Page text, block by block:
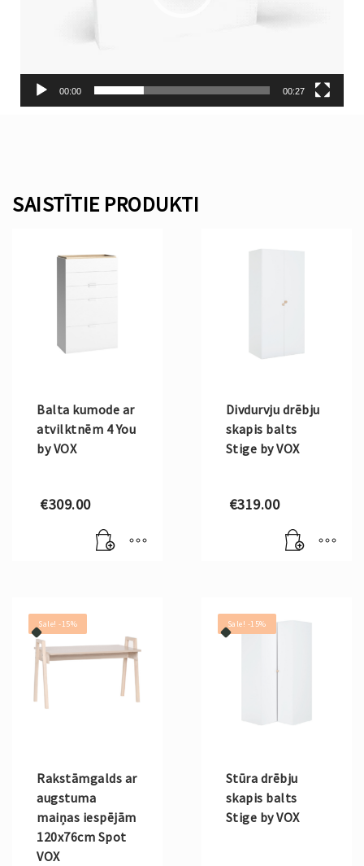
00:00 00:27
SAISTĪTIE PRODUKTI
Balta kumode ar
atvilktnēm 4 You
by VOX
€309.00
Divdurvju drēbju
skapis balts
Stige by VOX
€319.00
Sale! -15%
Rakstāmgalds ar
augstuma
maiņas iespējām
120x76cm Spot
VOX
Sale! -15%
Stūra drēbju
skapis balts
Stige by VOX